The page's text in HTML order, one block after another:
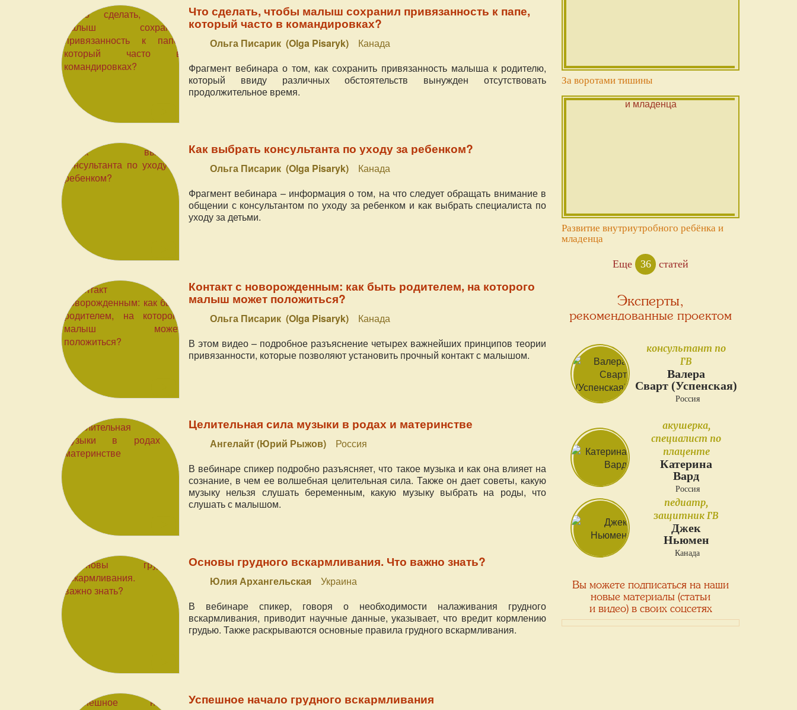
Что сделать, чтобы малыш сохранил привязанность к папе,
который часто в командировках?
Ольга Писарик (Olga Pisaryk)
Канада
Фрагмент вебинара о том, как сохранить привязанность малыша к родителю,
который ввиду различных обстоятельств вынужден отсутствовать
продолжительное время.
Как выбрать консультанта по уходу за ребенком?
Ольга Писарик (Olga Pisaryk)
Канада
Фрагмент вебинара – информация о том, на что следует обращать внимание в
общении с консультантом по уходу за ребенком и как выбрать специалиста по
уходу за детьми.
Контакт с новорожденным: как быть родителем, на которого
малыш может положиться?
Ольга Писарик (Olga Pisaryk)
Канада
В этом видео – подробное разъяснение четырех важнейших принципов теории
привязанности, которые позволяют установить прочный контакт с малышом.
Целительная сила музыки в родах и материнстве
Ангелайт (Юрий Рыжов)
Россия
В вебинаре спикер подробно разъясняет, что такое музыка и как она влияет на
сознание, в чем ее волшебная целительная сила. Также он дает советы, какую
музыку нельзя слушать беременным, какую музыку выбрать на роды, что
слушать с малышом.
Основы грудного вскармливания. Что важно знать?
Юлия Архангельская
Украина
В вебинаре спикер, говоря о необходимости налаживания грудного
вскармливания, приводит научные данные, указывает, что вредит кормлению
грудью. Также раскрываются основные правила грудного вскармливания.
Успешное начало грудного вскармливания
За воротами тишины
Развитие внутриутробного ребёнка и
младенца
Еще 36 статей
Эксперты,
рекомендованные проектом
консультант по
ГВ
Валера
Сварт (Успенская)
Россия
акушерка,
специалист по
плаценте
Катерина
Вард
Россия
педиатр,
защитник ГВ
Джек
Ньюмен
Канада
Вы можете подписаться на наши
новые материалы (статьи
и видео) в своих соцсетях